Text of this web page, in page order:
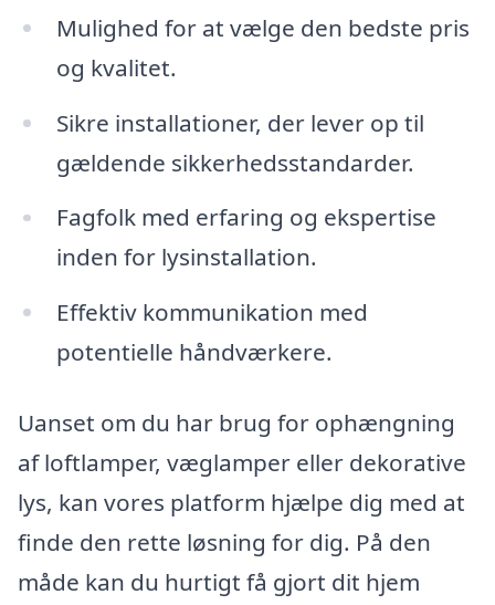
Mulighed for at vælge den bedste pris
og kvalitet.
Sikre installationer, der lever op til
gældende sikkerhedsstandarder.
Fagfolk med erfaring og ekspertise
inden for lysinstallation.
Effektiv kommunikation med
potentielle håndværkere.
Uanset om du har brug for ophængning
af loftlamper, væglamper eller dekorative
lys, kan vores platform hjælpe dig med at
finde den rette løsning for dig. På den
måde kan du hurtigt få gjort dit hjem